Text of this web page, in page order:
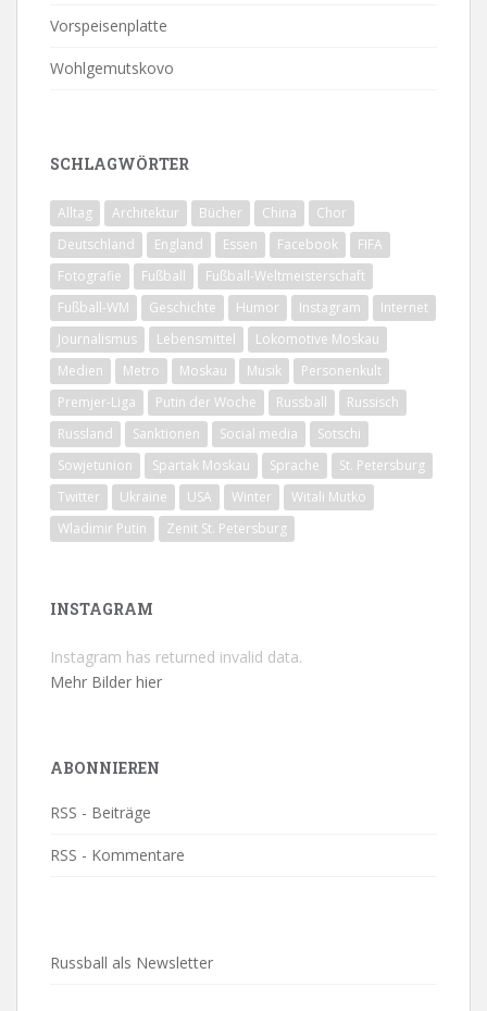
Vorspeisenplatte
Wohlgemutskovo
SCHLAGWÖRTER
Alltag Architektur Bücher China
Chor
Deutschland
England Essen Facebook
FIFA
Fotografie
Fußball
Fußball-Weltmeisterschaft
Fußball-WM
Geschichte Humor Instagram
Internet
Journalismus
Lebensmittel
Lokomotive Moskau
Medien
Metro Moskau Musik
Personenkult
Premjer-Liga
Putin der Woche Russball
Russisch
Russland
Sanktionen Social media
Sotschi
Sowjetunion
Spartak Moskau Sprache
St. Petersburg
Twitter
Ukraine USA Winter
Witali Mutko
Wladimir Putin
Zenit St. Petersburg
INSTAGRAM
Instagram has returned invalid data.
Mehr Bilder hier
ABONNIEREN
RSS - Beiträge
RSS - Kommentare
Russball als Newsletter